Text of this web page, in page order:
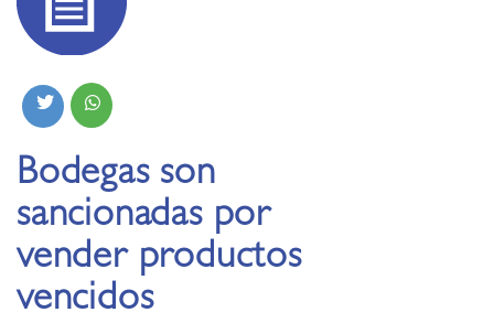
Bodegas son
sancionadas por
vender productos
vencidos